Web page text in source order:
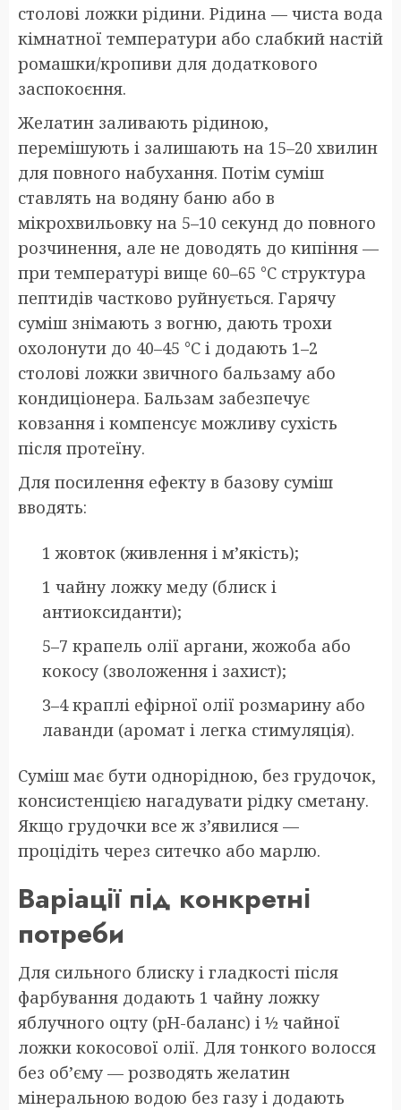
столові ложки рідини. Рідина — чиста вода
кімнатної температури або слабкий настій
ромашки/кропиви для додаткового
заспокоєння.
Желатин заливають рідиною,
перемішують і залишають на 15–20 хвилин
для повного набухання. Потім суміш
ставлять на водяну баню або в
мікрохвильовку на 5–10 секунд до повного
розчинення, але не доводять до кипіння —
при температурі вище 60–65 °C структура
пептидів частково руйнується. Гарячу
суміш знімають з вогню, дають трохи
охолонути до 40–45 °C і додають 1–2
столові ложки звичного бальзаму або
кондиціонера. Бальзам забезпечує
ковзання і компенсує можливу сухість
після протеїну.
Для посилення ефекту в базову суміш
вводять:
1 жовток (живлення і м’якість);
1 чайну ложку меду (блиск і
антиоксиданти);
5–7 крапель олії аргани, жожоба або
кокосу (зволоження і захист);
3–4 краплі ефірної олії розмарину або
лаванди (аромат і легка стимуляція).
Суміш має бути однорідною, без грудочок,
консистенцією нагадувати рідку сметану.
Якщо грудочки все ж з’явилися —
процідіть через ситечко або марлю.
Варіації під конкретні
потреби
Для сильного блиску і гладкості після
фарбування додають 1 чайну ложку
яблучного оцту (pH-баланс) і ½ чайної
ложки кокосової олії. Для тонкого волосся
без об’єму — розводять желатин
мінеральною водою без газу і додають